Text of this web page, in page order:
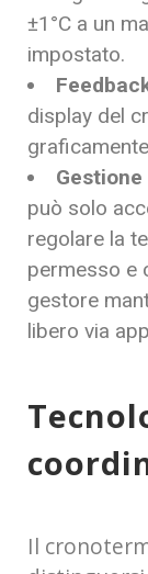
±1°C a un
impostato.
display del
può solo
regolare la
permesso e
gestore
libero via
Il